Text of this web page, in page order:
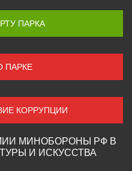
ПАРКА
ПАРКЕ
КОРРУПЦИИ
МИНОБОРОНЫ РФ В
И ИСКУССТВА